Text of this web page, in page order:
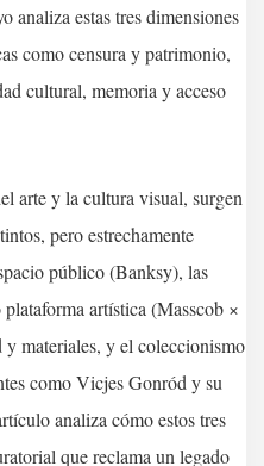
analiza estas tres dimensiones
como censura y patrimonio,
cultural, memoria y acceso
arte y la cultura visual, surgen
pero estrechamente
público (Banksy), las
artística (Masscob ×
materiales, y el coleccionismo
como Vicjes Gonród y su
analiza cómo estos tres
que reclama un legado